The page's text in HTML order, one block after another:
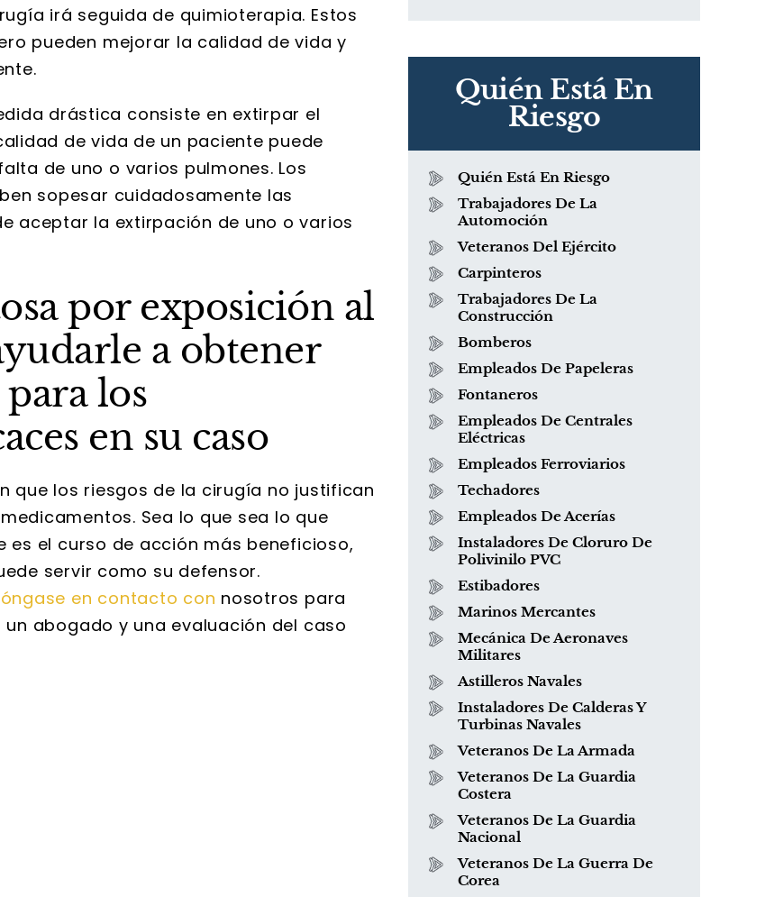
irá seguida de quimioterapia. Estos
pueden mejorar la calidad de vida y
drástica consiste en extirpar el
de vida de un paciente puede
de uno o varios pulmones. Los
sopesar cuidadosamente las
aceptar la extirpación de uno o varios
por exposición al
a obtener
los
en su caso
que los riesgos de la cirugía no justifican
Sea lo que sea lo que
es el curso de acción más beneficioso,
servir como su defensor.
en contacto con nosotros para
abogado y una evaluación del caso
Quién Está En
Riesgo
Quién Está En Riesgo
Trabajadores De La
Automoción
Veteranos Del Ejército
Carpinteros
Trabajadores De La
Construcción
Bomberos
Empleados De Papeleras
Fontaneros
Empleados De Centrales
Eléctricas
Empleados Ferroviarios
Techadores
Empleados De Acerías
Instaladores De Cloruro De
Polivinilo PVC
Estibadores
Marinos Mercantes
Mecánica De Aeronaves
Militares
Astilleros Navales
Instaladores De Calderas Y
Turbinas Navales
Veteranos De La Armada
Veteranos De La Guardia
Costera
Veteranos De La Guardia
Nacional
Veteranos De La Guerra De
Corea
¿Qué es el mesotelioma?